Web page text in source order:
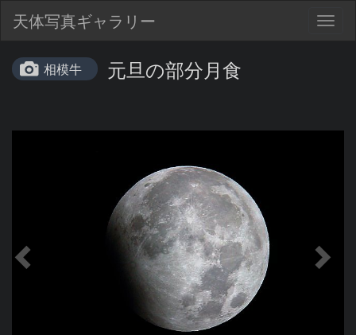
天体写真ギャラリー
相模牛 元旦の部分月食